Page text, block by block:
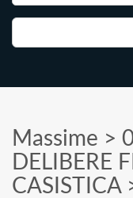
Massime >
DELIBERE
CASISTICA